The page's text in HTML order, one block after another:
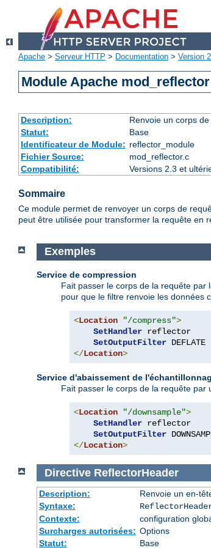
Apache > Serveur HTTP > Documentation > Version
Module Apache mod_reflector
Description:
Renvoie un corps
Statut:
Base
Identificateur de Module: reflector_module
Fichier Source:
mod_reflector.c
Compatibilité:
Versions 2.3 et
Sommaire
Ce module permet de renvoyer un corps de
peut être utilisée pour transformer la requête en
Exemples
Service de compression
Fait passer le corps de la requête par
pour que le filtre renvoie les données
<Location "/compress">
SetHandler reflector
SetOutputFilter
</Location>
Service d'abaissement de
Fait passer le corps de la requête par
<Location "/downsample">
SetHandler reflector
SetOutputFilter
</Location>
Directive ReflectorHeader
Description:
Renvoie un en-
Syntaxe:
Contexte:
configuration
Surcharges autorisées: Options
Statut:
Base